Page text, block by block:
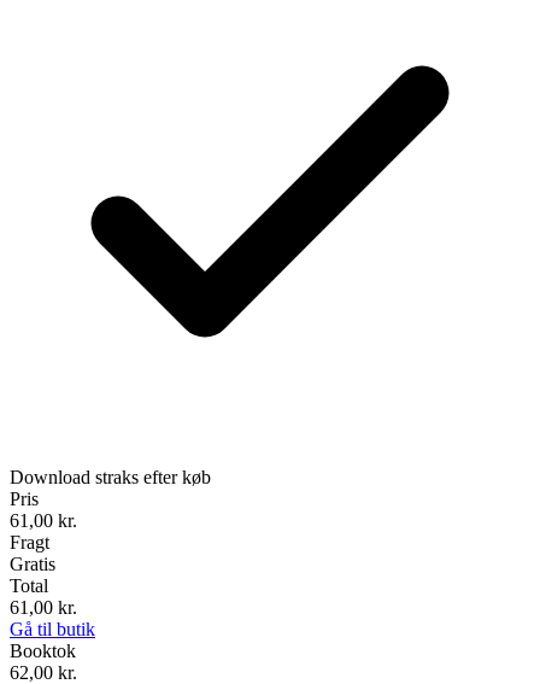
Download straks efter køb
Pris
61,00 kr.
Fragt
Gratis
Total
61,00 kr.
Gå til butik
Booktok
62,00 kr.